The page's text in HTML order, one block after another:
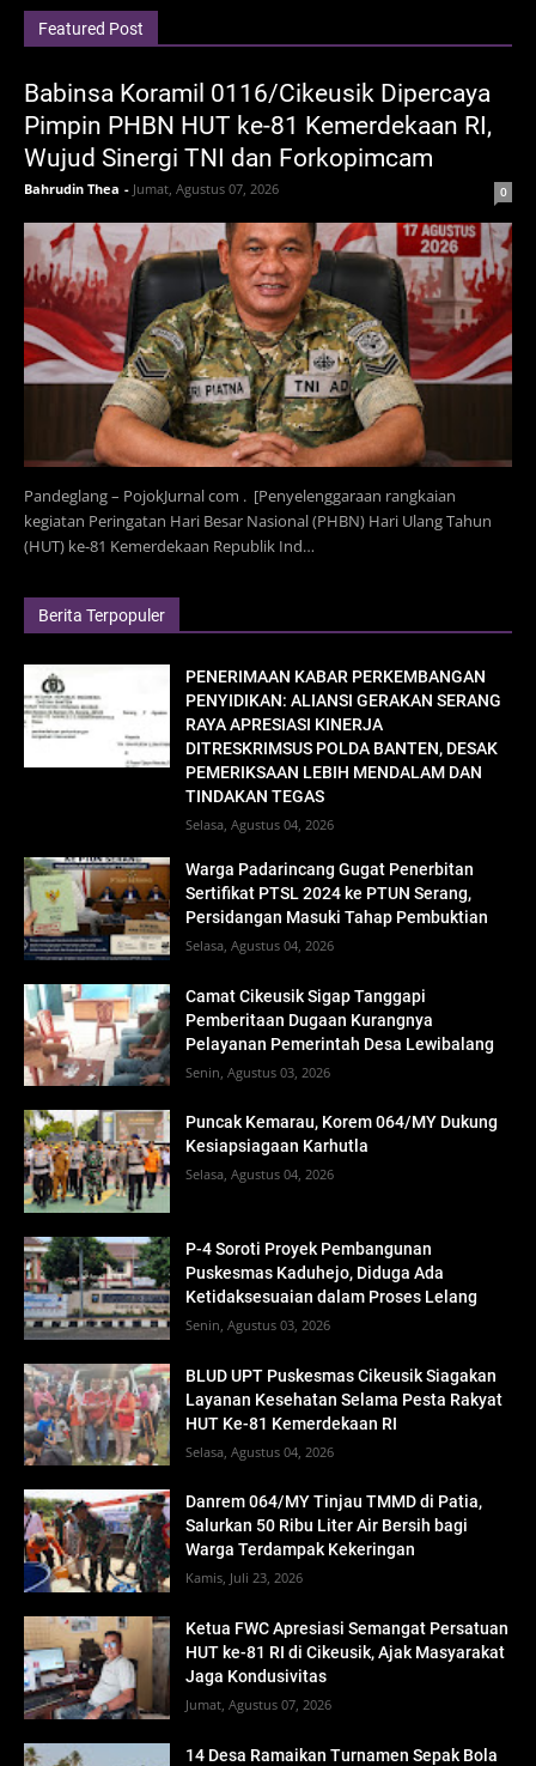
Featured Post
Babinsa Koramil 0116/Cikeusik Dipercaya
Pimpin PHBN HUT ke-81 Kemerdekaan RI,
Wujud Sinergi TNI dan Forkopimcam
Bahrudin Thea - Jumat, Agustus 07, 2026 0
Pandeglang – PojokJurnal com . [Penyelenggaraan rangkaian
kegiatan Peringatan Hari Besar Nasional (PHBN) Hari Ulang Tahun
(HUT) ke-81 Kemerdekaan Republik Ind…
Berita Terpopuler
PENERIMAAN KABAR PERKEMBANGAN
PENYIDIKAN: ALIANSI GERAKAN SERANG
RAYA APRESIASI KINERJA
DITRESKRIMSUS POLDA BANTEN, DESAK
PEMERIKSAAN LEBIH MENDALAM DAN
TINDAKAN TEGAS
Selasa, Agustus 04, 2026
Warga Padarincang Gugat Penerbitan
Sertifikat PTSL 2024 ke PTUN Serang,
Persidangan Masuki Tahap Pembuktian
Selasa, Agustus 04, 2026
Camat Cikeusik Sigap Tanggapi
Pemberitaan Dugaan Kurangnya
Pelayanan Pemerintah Desa Lewibalang
Senin, Agustus 03, 2026
Puncak Kemarau, Korem 064/MY Dukung
Kesiapsiagaan Karhutla
Selasa, Agustus 04, 2026
P-4 Soroti Proyek Pembangunan
Puskesmas Kaduhejo, Diduga Ada
Ketidaksesuaian dalam Proses Lelang
Senin, Agustus 03, 2026
BLUD UPT Puskesmas Cikeusik Siagakan
Layanan Kesehatan Selama Pesta Rakyat
HUT Ke-81 Kemerdekaan RI
Selasa, Agustus 04, 2026
Danrem 064/MY Tinjau TMMD di Patia,
Salurkan 50 Ribu Liter Air Bersih bagi
Warga Terdampak Kekeringan
Kamis, Juli 23, 2026
Ketua FWC Apresiasi Semangat Persatuan
HUT ke-81 RI di Cikeusik, Ajak Masyarakat
Jaga Kondusivitas
Jumat, Agustus 07, 2026
14 Desa Ramaikan Turnamen Sepak Bola